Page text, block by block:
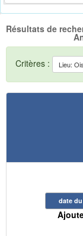
Résultats de
Critères : Lieu:
date